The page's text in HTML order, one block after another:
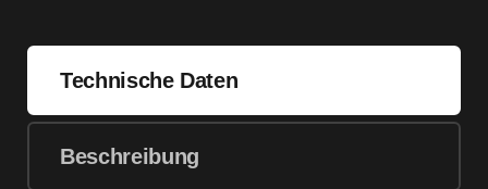
Technische Daten
Beschreibung